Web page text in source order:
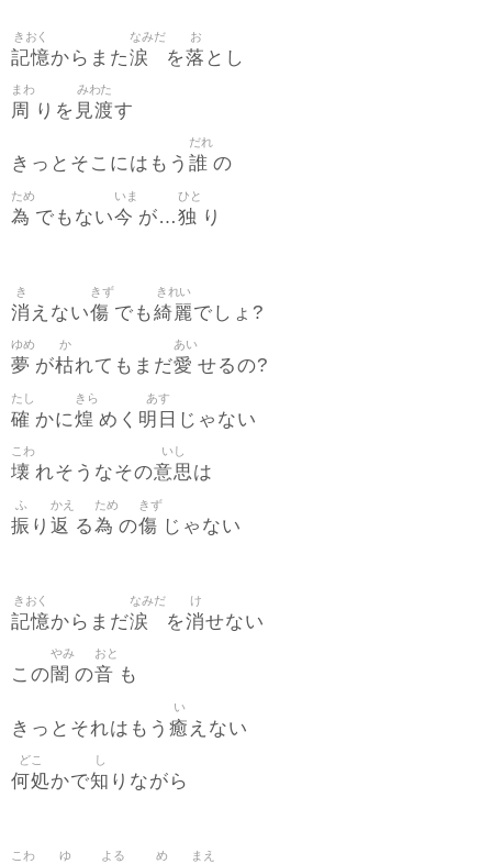
記憶
きおく
からまた涙
なみだ
を落
お
とし
周
まわ
りを 見渡
みわた
す
きっとそこにはもう 誰
だれ
の
為
ため
でもない今
いま
が…独
ひと
り
消
き
えない傷
きず
でも綺麗
きれい
でしょ?
夢
ゆめ
が枯
か
れてもまだ愛
あい
せるの?
確
たし
かに煌
きら
めく 明日
あす
じゃない
壊
こわ
れそうなその意思
いし
は
振
ふ
り 返
かえ
る為
ため
の傷
きず
じゃない
記憶
きおく
からまだ涙
なみだ
を消
け
せない
この闇
やみ
の音
おと
も
きっとそれはもう 癒
い
えない
何処
どこ
かで知
し
りながら
こわ ゆ よる め まえ